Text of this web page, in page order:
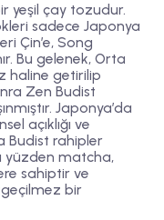
yeşil çay tozudur.
sadece Japonya
Çin’e, Song
Bu gelenek, Orta
haline getirilip
Zen Budist
Japonya’da
açıklığı ve
Budist rahipler
yüzden matcha,
sahiptir ve
bir